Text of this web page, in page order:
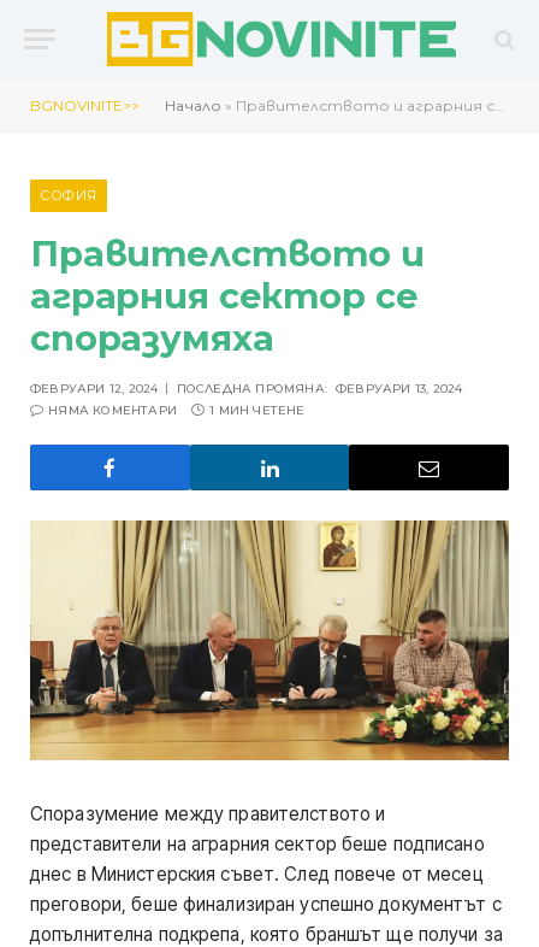
BGNOVINITE>> Начало » Правителството и аграрния сектор се споразумяха
СОФИЯ
Правителството и
аграрния сектор се
споразумяха
ФЕВРУАРИ 12, 2024 ПОСЛЕДНА ПРОМЯНА: ФЕВРУАРИ 13, 2024
НЯМА КОМЕНТАРИ
1 МИН ЧЕТЕНЕ
Споразумение между правителството и
представители на аграрния сектор беше подписано
днес в Министерския съвет. След повече от месец
преговори, беше финализиран успешно документът с
допълнителна подкрепа, която браншът ще получи за